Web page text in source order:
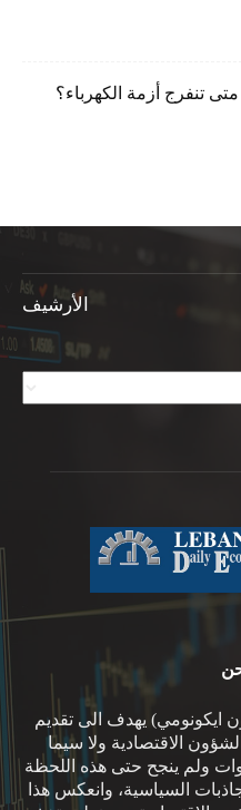
تنفرج أزمة الكهرباء؟
الأرشيف
ايكونومي) يهدف الى تقديم
الاقتصادية ولا سيما
ولم ينجح حتى هذه اللحظة
السياسية، وانعكس هذا